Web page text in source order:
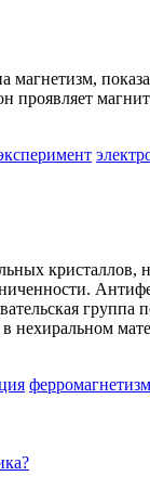
ферромагнетизм